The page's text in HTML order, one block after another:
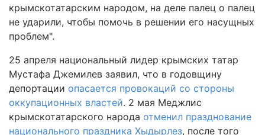
крымскотатарским народом, на деле палец о палец
не ударили, чтобы помочь в решении его насущных
проблем".
25 апреля национальный лидер крымских татар
Мустафа Джемилев заявил, что в годовщину
депортации опасается провокаций со стороны
оккупационных властей. 2 мая Меджлис
крымскотатарского народа отменил празднование
национального праздника Хыдырлез, после того